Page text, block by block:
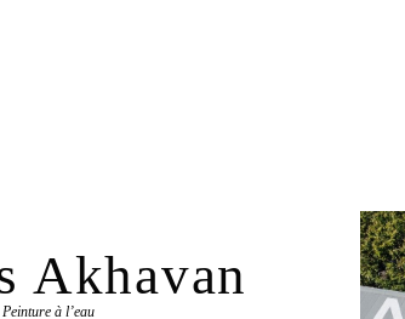
Akhavan
à l’eau